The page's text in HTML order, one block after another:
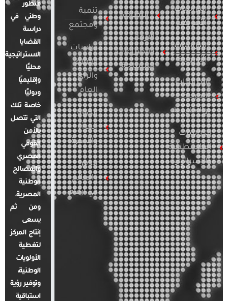
الدراسات
الأمريكية
الدراسات
الأوروبية
الدراسات
العربية
والإقليمية
الدراسات
الفلسطينية
والإسرائيلية
التطرف
الإرهاب
والصراعات
المسلحة
تنمية
ومجتمع
دراسات
الإعلام
والرأي
العام
قضايا
المرأة
والأسرة
مصر
والعالم
في أرقام
منظور
وطني في
دراسة
القضايا
الاستراتيجية
محليًا
وإقليميًا
ودوليًا
خاصة تلك
التي تتصل
بالأمن
القومي
المصري
والمصالح
الوطنية
المصرية.
ومن ثم
يسعى
إنتاج المركز
لتغطية
الأولويات
الوطنية،
وتوفير رؤية
استباقية